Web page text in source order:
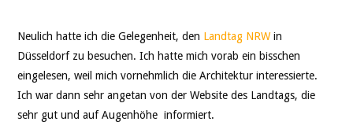
Neulich hatte ich die Gelegenheit, den Landtag NRWin
Düsseldorf zu besuchen. Ich hatte mich vorab ein bisschen
eingelesen, weil mich vornehmlich die Architektur interessierte.
Ich war dann sehr angetan von der Website des Landtags, die
sehr gut und auf Augenhöhe informiert.